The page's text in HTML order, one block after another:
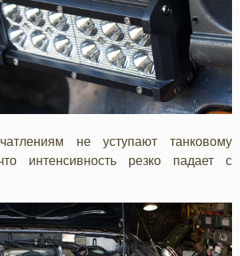
не уступают танковому
интенсивность резко падает с